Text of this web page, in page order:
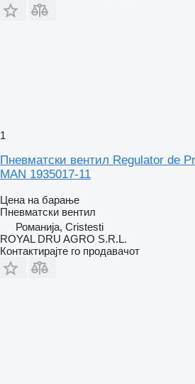
1
Пневматски вентил Regulator de
MAN 1935017-11
Цена на барање
Пневматски вентил
Романија, Cristesti
ROYAL DRU AGRO S.R.L.
Контактирајте го продавачот